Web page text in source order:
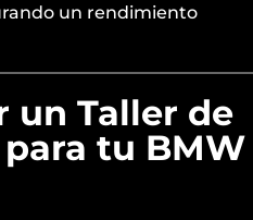
un rendimiento
un Taller de
tu BMW